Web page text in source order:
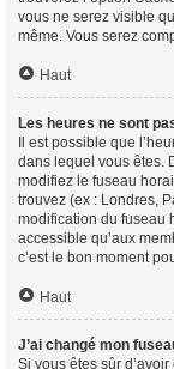
vous ne serez visible
même. Vous serez
Haut
Les heures ne sont
Il est possible que
dans lequel vous êtes.
modifiez le fuseau
trouvez (ex : Londres,
modification du fuseau
accessible qu’aux
c’est le bon moment
Haut
J’ai changé mon
Si vous êtes sûr